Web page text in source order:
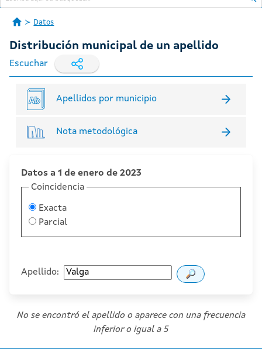
Datos
Distribución municipal de un apellido
Escuchar
Apellidos por municipio
Nota metodológica
Datos a 1 de enero de 2023
Coincidencia
Exacta
Parcial
Apellido:
No se encontró el apellido o aparece con una frecuencia
inferior o igual a 5